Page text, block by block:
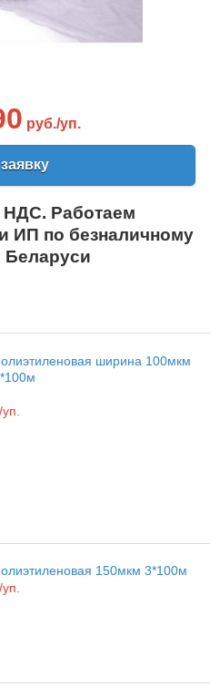
руб./уп.
НДС. Работаем
ИП по безналичному
Беларуси
ширина 100мкм
150мкм 3*100м